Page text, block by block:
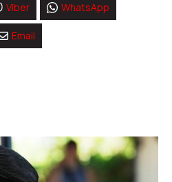
Viber WhatsApp
Email